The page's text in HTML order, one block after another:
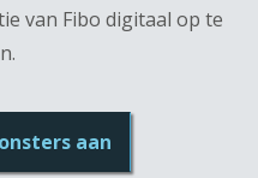
van Fibo digitaal op te
aan